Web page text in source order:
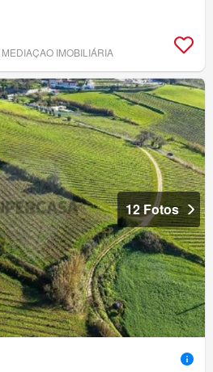
IMOBILIÁRIA
12 Fotos